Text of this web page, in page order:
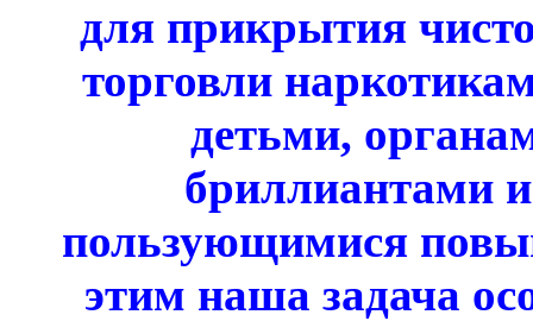
для прикрытия
торговли
детьми,
бриллиантами
пользующимися
этим наша задача